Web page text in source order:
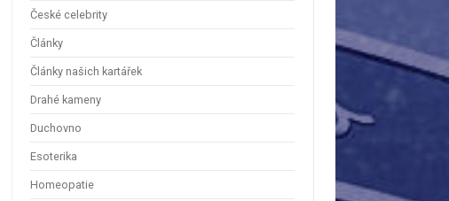
České celebrity
Články
Články našich kartářek
Drahé kameny
Duchovno
Esoterika
Homeopatie